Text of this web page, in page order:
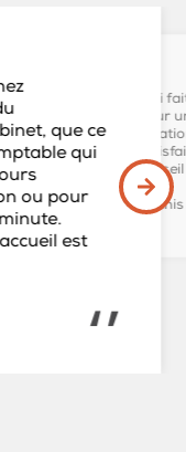
que ce
qui
ou pour
est
J’ai
pour
conseil